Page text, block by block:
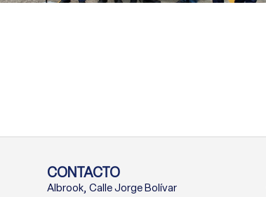
CONTACTO
Albrook, Calle Jorge Bolívar